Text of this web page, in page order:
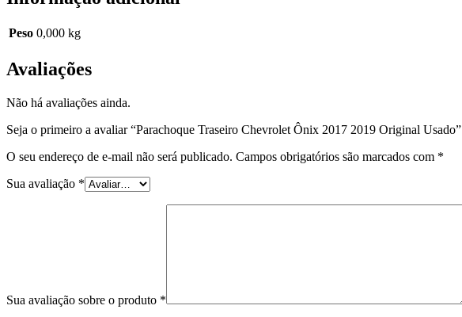
Peso 0,000 kg
Avaliações
Não há avaliações ainda.
Seja o primeiro a avaliar “Parachoque Traseiro Chevrolet Ônix 2017 2019 Original Usado”
O seu endereço de e-mail não será publicado. Campos obrigatórios são marcados com *
Sua avaliação *
Sua avaliação sobre o produto *